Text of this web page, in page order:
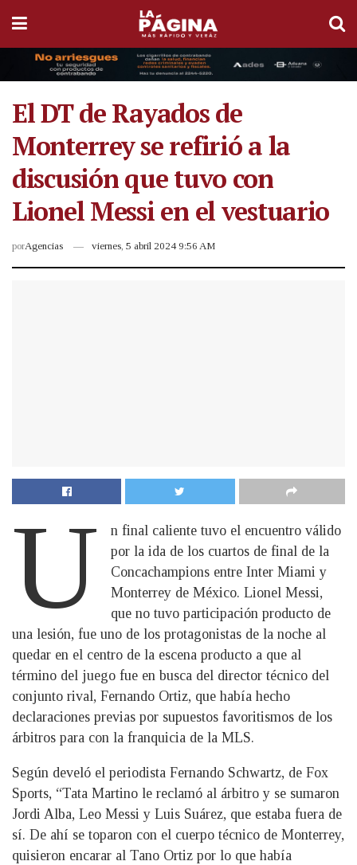
El DT de Rayados de
Monterrey se refirió a la
discusión que tuvo con
Lionel Messi en el vestuario
porAgencias viernes, 5 abril 2024 9:56 AM
U
n final caliente tuvo el encuentro válido
por la ida de los cuartos de final de la
Concachampions entre Inter Miami y
Monterrey de México. Lionel Messi,
que no tuvo participación producto de
una lesión, fue uno de los protagonistas de la noche al
quedar en el centro de la escena producto a que al
término del juego fue en busca del director técnico del
conjunto rival, Fernando Ortiz, que había hecho
declaraciones previas por supuestos favoritismos de los
árbitros para con la franquicia de la MLS.
Según develó el periodista Fernando Schwartz, de Fox
Sports, “Tata Martino le reclamó al árbitro y se sumaron
Jordi Alba, Leo Messi y Luis Suárez, que estaba fuera de
sí. De ahí se toparon con el cuerpo técnico de Monterrey,
quisieron encarar al Tano Ortiz por lo que había